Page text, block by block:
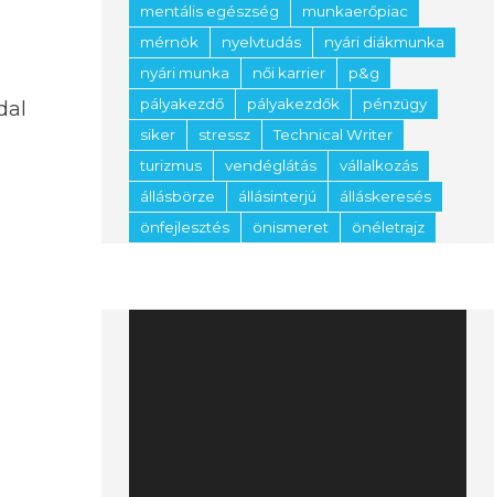
mentális egészség
munkaerőpiac
mérnök
nyelvtudás
nyári diákmunka
nyári munka
női karrier
p&g
pályakezdő
pályakezdők
pénzügy
siker
stressz
Technical Writer
turizmus
vendéglátás
vállalkozás
állásbörze
állásinterjú
álláskeresés
önfejlesztés
önismeret önéletrajz